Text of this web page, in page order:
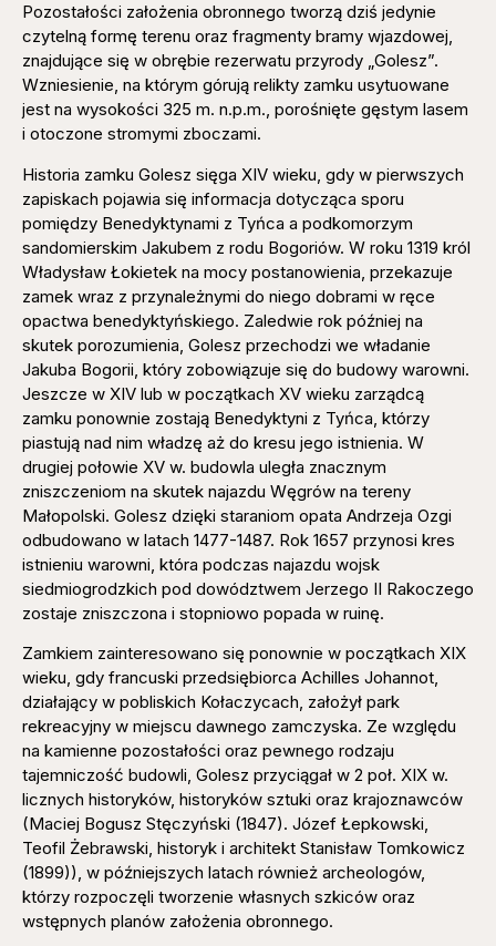
Pozostałości założenia obronnego tworzą dziś jedynie
czytelną formę terenu oraz fragmenty bramy wjazdowej,
znajdujące się w obrębie rezerwatu przyrody „Golesz”.
Wzniesienie, na którym górują relikty zamku usytuowane
jest na wysokości 325 m. n.p.m., porośnięte gęstym lasem
i otoczone stromymi zboczami.
Historia zamku Golesz sięga XIV wieku, gdy w pierwszych
zapiskach pojawia się informacja dotycząca sporu
pomiędzy Benedyktynami z Tyńca a podkomorzym
sandomierskim Jakubem z rodu Bogoriów. W roku 1319 król
Władysław Łokietek na mocy postanowienia, przekazuje
zamek wraz z przynależnymi do niego dobrami w ręce
opactwa benedyktyńskiego. Zaledwie rok później na
skutek porozumienia, Golesz przechodzi we władanie
Jakuba Bogorii, który zobowiązuje się do budowy warowni.
Jeszcze w XIV lub w początkach XV wieku zarządcą
zamku ponownie zostają Benedyktyni z Tyńca, którzy
piastują nad nim władzę aż do kresu jego istnienia. W
drugiej połowie XV w. budowla uległa znacznym
zniszczeniom na skutek najazdu Węgrów na tereny
Małopolski. Golesz dzięki staraniom opata Andrzeja Ozgi
odbudowano w latach 1477-1487. Rok 1657 przynosi kres
istnieniu warowni, która podczas najazdu wojsk
siedmiogrodzkich pod dowództwem Jerzego II Rakoczego
zostaje zniszczona i stopniowo popada w ruinę.
Zamkiem zainteresowano się ponownie w początkach XIX
wieku, gdy francuski przedsiębiorca Achilles Johannot,
działający w pobliskich Kołaczycach, założył park
rekreacyjny w miejscu dawnego zamczyska. Ze względu
na kamienne pozostałości oraz pewnego rodzaju
tajemniczość budowli, Golesz przyciągał w 2 poł. XIX w.
licznych historyków, historyków sztuki oraz krajoznawców
(Maciej Bogusz Stęczyński (1847). Józef Łepkowski,
Teofil Żebrawski, historyk i architekt Stanisław Tomkowicz
(1899)), w późniejszych latach również archeologów,
którzy rozpoczęli tworzenie własnych szkiców oraz
wstępnych planów założenia obronnego.